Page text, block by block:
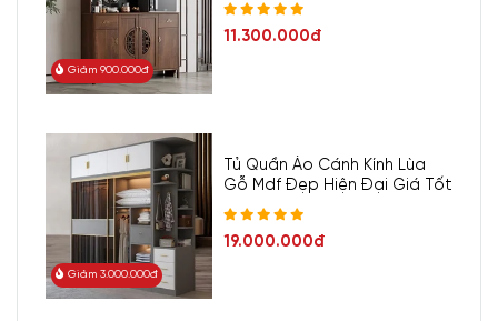
Giảm 900.000đ
11.300.000đ
Giảm 3.000.000đ
Tủ Quần Áo Cánh Kính Lùa
Gỗ Mdf Đẹp Hiện Đại Giá Tốt
19.000.000đ